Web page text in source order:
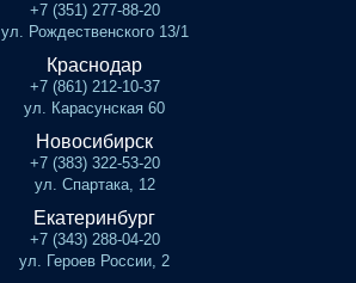
+7 (351) 277-88-20
ул. Рождественского 13/1
Краснодар
+7 (861) 212-10-37
ул. Карасунская 60
Новосибирск
+7 (383) 322-53-20
ул. Спартака, 12
Екатеринбург
+7 (343) 288-04-20
ул. Героев России, 2